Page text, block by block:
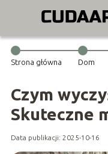
Strona główna Dom
Czym
Skuteczne
Data publikacji: 2025-10-16